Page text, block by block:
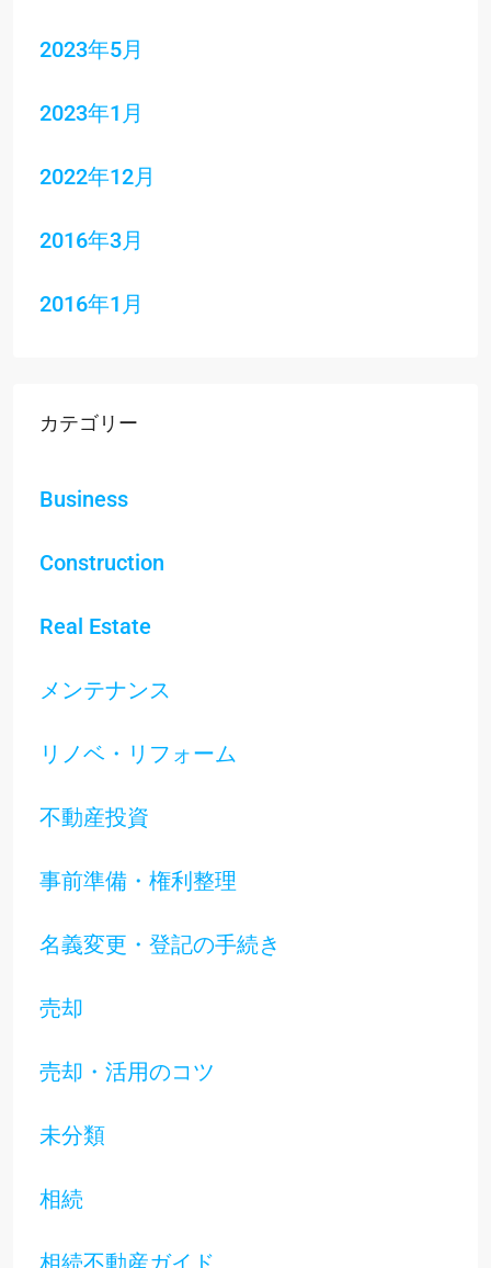
2023年5月
2023年1月
2022年12月
2016年3月
2016年1月
カテゴリー
Business
Construction
Real Estate
メンテナンス
リノベ・リフォーム
不動産投資
事前準備・権利整理
名義変更・登記の手続き
売却
売却・活用のコツ
未分類
相続
相続不動産ガイド